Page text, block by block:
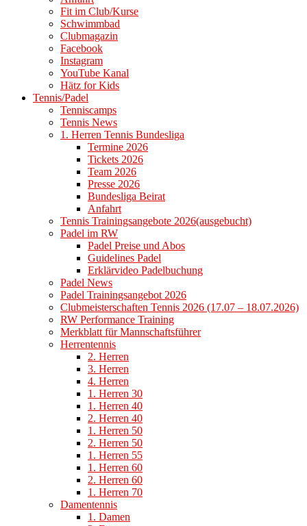
Fit im Club/Kurse
Schwimmbad
Clubmagazin
Facebook
Instagram
YouTube Kanal
Hätz for Kids
Tennis/Padel
Tenniscamps
Tennis News
1. Herren Tennis Bundesliga
Termine 2026
Tickets 2026
Team 2026
Presse 2026
Bundesliga Beirat
Anfahrt
Tennis Trainingsangebote 2026(ausgebucht)
Padel im RW
Padel Preise und Abos
Guidelines Padel
Erklärvideo Padelbuchung
Padel News
Padel Trainingsangebot 2026
Clubmeisterschaften Tennis 2026 (17.07 – 18.07.2026)
RW Performance Training
Merkblatt für Mannschaftsführer
Herrentennis
2. Herren
3. Herren
4. Herren
1. Herren 30
1. Herren 40
2. Herren 40
1. Herren 50
2. Herren 50
1. Herren 55
1. Herren 60
2. Herren 60
1. Herren 70
Damentennis
1. Damen